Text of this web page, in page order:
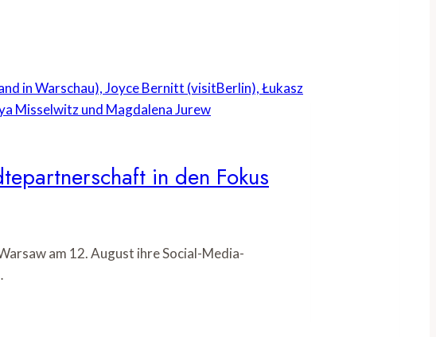
in den Fokus
am 12. August ihre Social-Media-